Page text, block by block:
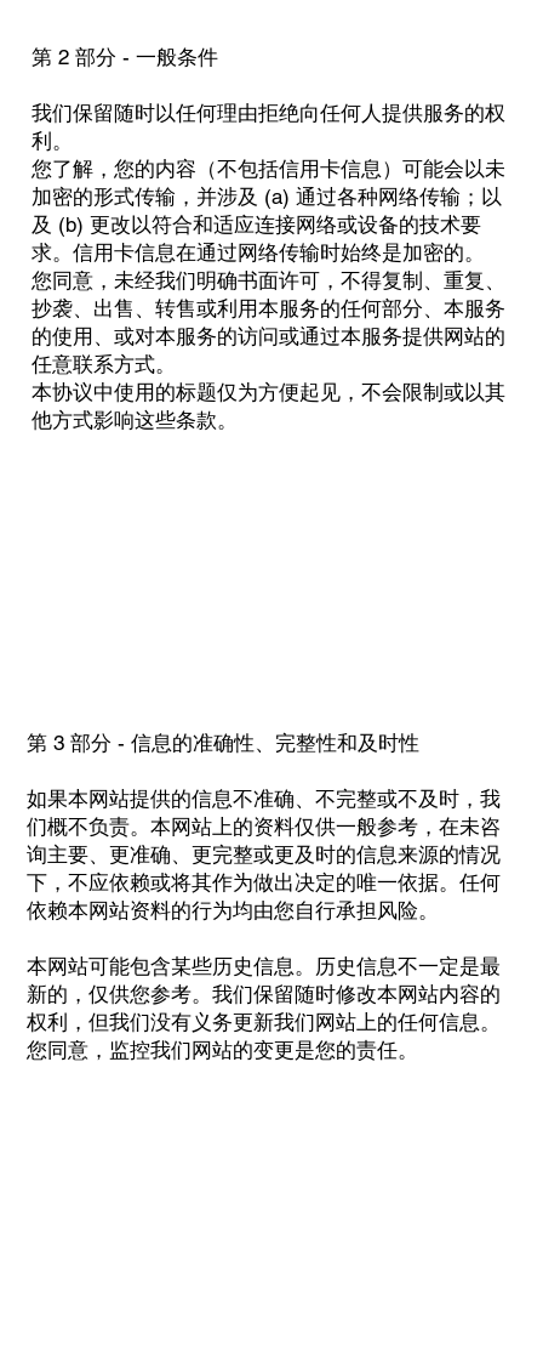
第 2 部分 - 一般条件
我们保留随时以任何理由拒绝向任何人提供服务的权
利。
您了解，您的内容（不包括信用卡信息）可能会以未
加密的形式传输，并涉及 (a) 通过各种网络传输；以
及 (b) 更改以符合和适应连接网络或设备的技术要
求。信用卡信息在通过网络传输时始终是加密的。
您同意，未经我们明确书面许可，不得复制、重复、
抄袭、出售、转售或利用本服务的任何部分、本服务
的使用、或对本服务的访问或通过本服务提供网站的
任意联系方式。
本协议中使用的标题仅为方便起见，不会限制或以其
他方式影响这些条款。
第 3 部分 - 信息的准确性、完整性和及时性
如果本网站提供的信息不准确、不完整或不及时，我
们概不负责。本网站上的资料仅供一般参考，在未咨
询主要、更准确、更完整或更及时的信息来源的情况
下，不应依赖或将其作为做出决定的唯一依据。任何
依赖本网站资料的行为均由您自行承担风险。
本网站可能包含某些历史信息。历史信息不一定是最
新的，仅供您参考。我们保留随时修改本网站内容的
权利，但我们没有义务更新我们网站上的任何信息。
您同意，监控我们网站的变更是您的责任。